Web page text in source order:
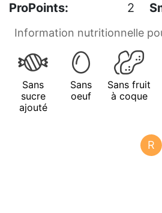
ProPoints:
2
Information nutritionnelle
Sans
sucre
ajouté
Sans
oeuf
Sans fruit
à coque
R